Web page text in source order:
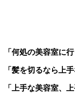
「何処の美容室に
「髪を切るなら上
「上手な美容室、